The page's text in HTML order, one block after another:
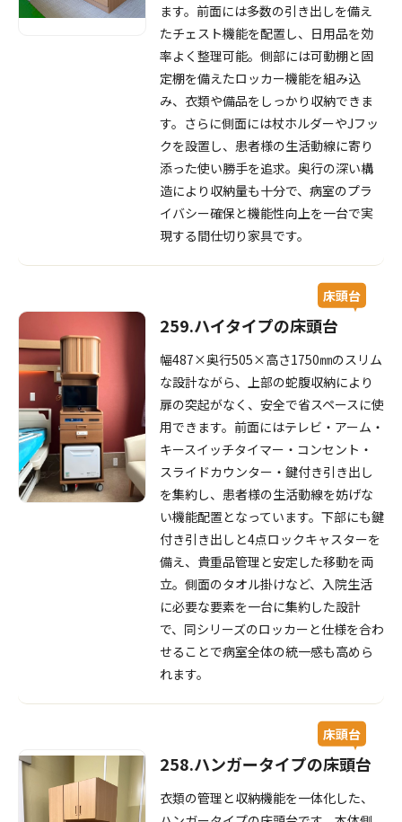
ます。前面には多数の引き出しを備え
たチェスト機能を配置し、日用品を効
率よく整理可能。側部には可動棚と固
定棚を備えたロッカー機能を組み込
み、衣類や備品をしっかり収納できま
す。さらに側面には杖ホルダーやJフッ
クを設置し、患者様の生活動線に寄り
添った使い勝手を追求。奥行の深い構
造により収納量も十分で、病室のプラ
イバシー確保と機能性向上を一台で実
現する間仕切り家具です。
床頭台
259.ハイタイプの床頭台
幅487×奥行505×高さ1750㎜のスリム
な設計ながら、上部の蛇腹収納により
扉の突起がなく、安全で省スペースに使
用できます。前面にはテレビ・アーム・
キースイッチタイマー・コンセント・
スライドカウンター・鍵付き引き出し
を集約し、患者様の生活動線を妨げな
い機能配置となっています。下部にも鍵
付き引き出しと4点ロックキャスターを
備え、貴重品管理と安定した移動を両
立。側面のタオル掛けなど、入院生活
に必要な要素を一台に集約した設計
で、同シリーズのロッカーと仕様を合わ
せることで病室全体の統一感も高めら
れます。
床頭台
258.ハンガータイプの床頭台
衣類の管理と収納機能を一体化した、